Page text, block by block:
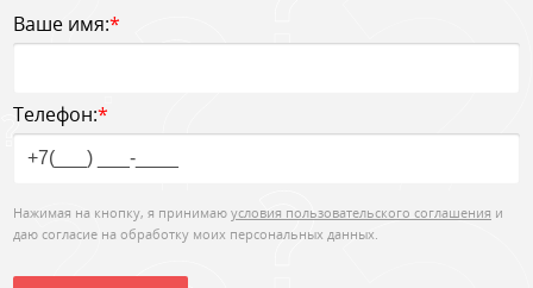
Ваше имя:*
Телефон:*
Нажимая на кнопку, я принимаю условия пользовательского соглашения и
даю согласие на обработку моих персональных данных.